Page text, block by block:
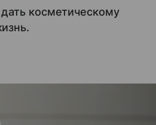
косметическому